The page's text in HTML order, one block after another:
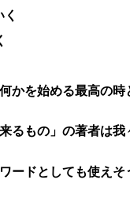
かを始める最高の時
るもの」の著者は我
ードとしても使えそ